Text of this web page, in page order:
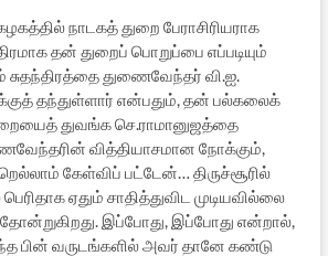
நாடகத் துறை பேராசிரியராக
தன் துறைப் பொறுப்பை எப்படியும்
துணைவேந்தர் வி.ஐ.
தந்துள்ளார் என்பதும், தன் பல்கலைக்
துவங்க செ.ராமானுஜத்தை
வித்தியாசமான நோக்கும்,
கேள்விப் பட்டேன்… திருச்சூரில்
ஏதும் சாதித்துவிட முடியவில்லை
இப்போது, இப்போது என்றால்,
பின் வருடங்களில் அவர் தானே கண்டு